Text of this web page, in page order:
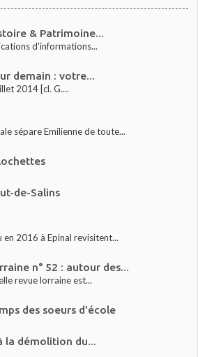
& Patrimoine...
d'informations...
demain : votre...
2014 [cl. G....
sépare Emilienne de toute...
de-Salins
en 2016 à Epinal revisitent...
n° 52 : autour des...
revue lorraine est...
des soeurs d'école
la démolition du...